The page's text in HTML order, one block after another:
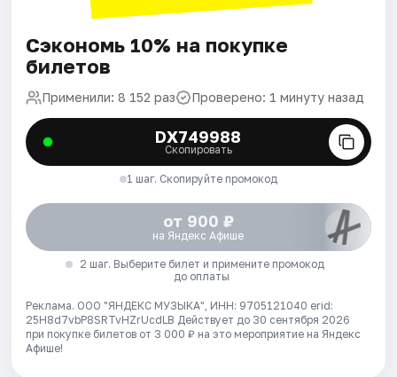
Сэкономь 10% на покупке
билетов
Применили: 8 152 раз Проверено: 1 минуту назад
DX749988
Скопировать
1 шаг. Скопируйте промокод
от 900 ₽
на Яндекс Афише
2 шаг. Выберите билет и примените промокод
до оплаты
Реклама. ООО "ЯНДЕКС МУЗЫКА", ИНН: 9705121040 erid:
25H8d7vbP8SRTvHZrUcdLB Действует до 30 сентября 2026
при покупке билетов от 3 000 ₽ на это мероприятие на Яндекс
Афише!